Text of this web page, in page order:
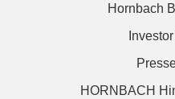
Hornbach
HORNBACH